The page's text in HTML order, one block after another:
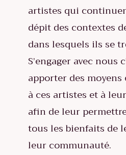
artistes qui
dépit des contextes
dans lesquels ils se
S’engager avec
apporter des
à ces artistes et à
afin de leur
tous les bienfaits de
leur communauté.